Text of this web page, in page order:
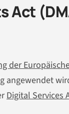
Act
der
Digital Services